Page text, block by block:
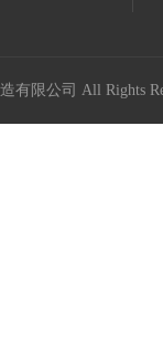
造有限公司 All